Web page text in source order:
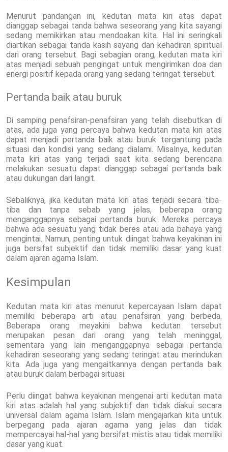
Menurut pandangan ini, kedutan mata kiri atas dapat
dianggap sebagai tanda bahwa seseorang yang kita sayangi
sedang memikirkan atau mendoakan kita. Hal ini seringkali
diartikan sebagai tanda kasih sayang dan kehadiran spiritual
dari orang tersebut. Bagi sebagian orang, kedutan mata kiri
atas menjadi sebuah pengingat untuk mengirimkan doa dan
energi positif kepada orang yang sedang teringat tersebut.
Pertanda baik atau buruk
Di samping penafsiran-penafsiran yang telah disebutkan di
atas, ada juga yang percaya bahwa kedutan mata kiri atas
dapat menjadi pertanda baik atau buruk tergantung pada
situasi dan kondisi yang sedang dialami. Misalnya, kedutan
mata kiri atas yang terjadi saat kita sedang berencana
melakukan sesuatu dapat dianggap sebagai pertanda baik
atau dukungan dari langit.
Sebaliknya, jika kedutan mata kiri atas terjadi secara tiba-
tiba dan tanpa sebab yang jelas, beberapa orang
menganggapnya sebagai pertanda buruk. Mereka percaya
bahwa ada sesuatu yang tidak beres atau ada bahaya yang
mengintai. Namun, penting untuk diingat bahwa keyakinan ini
juga bersifat subjektif dan tidak memiliki dasar yang kuat
dalam ajaran agama Islam.
Kesimpulan
Kedutan mata kiri atas menurut kepercayaan Islam dapat
memiliki beberapa arti atau penafsiran yang berbeda.
Beberapa orang meyakini bahwa kedutan tersebut
merupakan pesan dari orang yang telah meninggal,
sementara yang lain menganggapnya sebagai pertanda
kehadiran seseorang yang sedang teringat atau merindukan
kita. Ada juga yang mengaitkannya dengan pertanda baik
atau buruk dalam berbagai situasi.
Perlu diingat bahwa keyakinan mengenai arti kedutan mata
kiri atas adalah hal yang subjektif dan tidak diakui secara
universal dalam agama Islam. Islam mengajarkan kita untuk
berpegang pada ajaran agama yang jelas dan tidak
mempercayai hal-hal yang bersifat mistis atau tidak memiliki
dasar yang kuat.